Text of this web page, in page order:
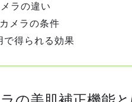
ラの違い
メラの条件
で得られる効果